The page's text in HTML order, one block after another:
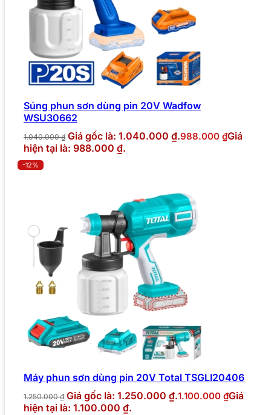
Súng phun sơn dùng pin 20V Wadfow
WSU30662
1.040.000₫ Giá gốc là: 1.040.000 ₫.988.000 ₫Giá
hiện tại là: 988.000 ₫.
-12%
Máy phun sơn dùng pin 20V Total TSGLI20406
1.250.000₫ Giá gốc là: 1.250.000 ₫.1.100.000 ₫Giá
hiện tại là: 1.100.000 ₫.